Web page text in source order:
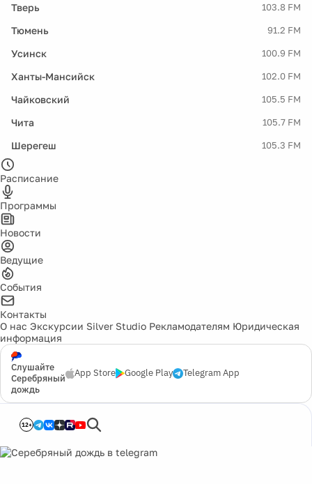
Тверь 103.8 FM
Тюмень 91.2 FM
Усинск 100.9 FM
Ханты-Мансийск 102.0 FM
Чайковский 105.5 FM
Чита 105.7 FM
Шерегеш 105.3 FM
Расписание
Программы
Новости
Ведущие
События
Контакты
О нас Экскурсии Silver Studio Рекламодателям Юридическая
информация
Слушайте
Серебряный
дождь
App Store Google Play Telegram App
12+